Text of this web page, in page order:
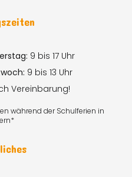
9 bis 17 Uhr
9 bis 13 Uhr
Vereinbarung!
während der Schulferien in